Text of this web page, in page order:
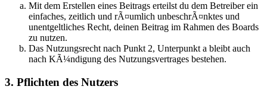
Mit dem Erstellen eines Beitrags erteilst du dem Betreiber ein
einfaches, zeitlich und rÃ¤umlich unbeschrÃ¤nktes und
unentgeltliches Recht, deinen Beitrag im Rahmen des Boards
zu nutzen.
Das Nutzungsrecht nach Punkt 2, Unterpunkt a bleibt auch
nach KÃ¼ndigung des Nutzungsvertrages bestehen.
3. Pflichten des Nutzers